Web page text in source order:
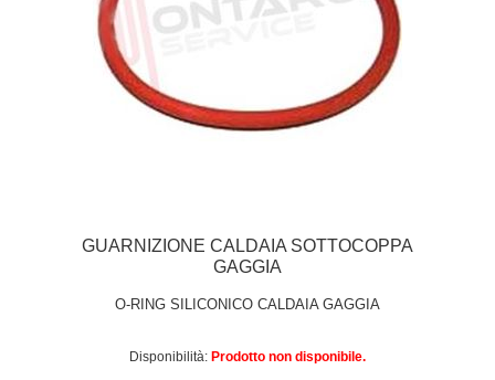
GUARNIZIONE CALDAIA SOTTOCOPPA
GAGGIA
O-RING SILICONICO CALDAIA GAGGIA
Disponibilità: Prodotto non disponibile.